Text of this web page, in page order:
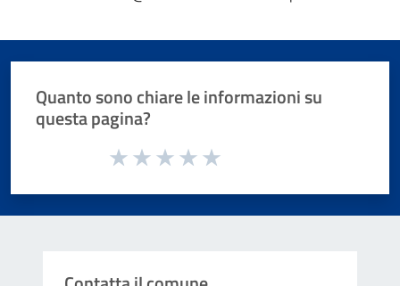
Quanto sono chiare le informazioni su
questa pagina?
Valuta da 1 a 5 stelle la pagina